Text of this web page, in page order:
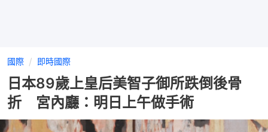
國際 即時國際
日本89歲上皇后美智子御所跌倒後骨
折 宮內廳：明日上午做手術